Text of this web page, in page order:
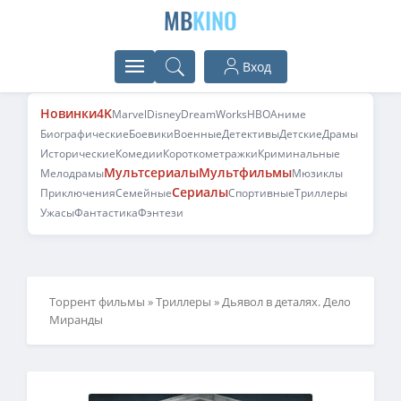
MBKINO
Вход
Новинки4KMarvelDisneyDreamWorksHBOАниме
БиографическиеБоевикиВоенныеДетективыДетскиеДрамы
ИсторическиеКомедииКороткометражкиКриминальные
МелодрамыМультсериалыМультфильмыМюзиклы
ПриключенияСемейныеСериалыСпортивныеТриллеры
УжасыФантастикаФэнтези
Торрент фильмы »Триллеры » Дьявол в деталях. Дело
Миранды